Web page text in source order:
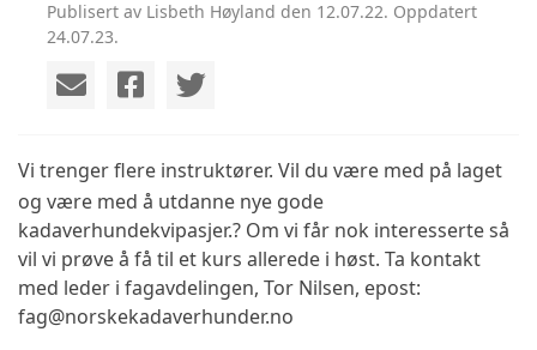
Publisert av Lisbeth Høyland den 12.07.22. Oppdatert
24.07.23.
Vi trenger flere instruktører. Vil du være med på laget
og være med å utdanne nye gode
kadaverhundekvipasjer.? Om vi får nok interesserte så
vil vi prøve å få til et kurs allerede i høst. Ta kontakt
med leder i fagavdelingen, Tor Nilsen, epost:
fag@norskekadaverhunder.no